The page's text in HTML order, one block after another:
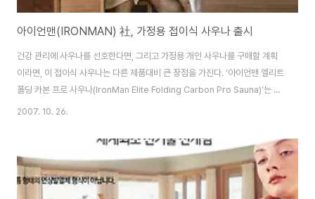
아이언맨(IRONMAN) 社, 가정용 접이식 사우나 출시
건강 관리에 사우나를 선호한다면, 그리고 가정용 개인 사우나를 구매할 계획
이라면, 이 접이식 사우나는 다른 제품대비 큰 장점을 가진다. ‘아이언맨 엘리트
폴딩 카본 프로 사우나(IronMan Elite Folding Carbon Pro Sauna)’는 공
간 절약형 제품으로, 저장을 위해 접을 경우 완성 상태의 1/4로 줄어든다. 또한,
컨트롤 패널 그리고 선팅 처리된 강화 유리 도어와 창문이 장착된다. 이 접이식
디자인의 카본프로 사우나는 세라믹 히터 사우나보다 피부 친화적이고, 조직에
더 깊이 침투한다. 독특한 열 분산 방식이기 때문에, 사용자는 기존 세라믹 열
방식 사우나보나 더 오랜 시간 실내에 머무를 수 있다. 사우나실 ..
2007. 10. 26.